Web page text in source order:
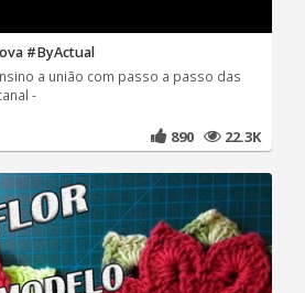
#ByActual
a união com passo a passo das
-
890 22.3K